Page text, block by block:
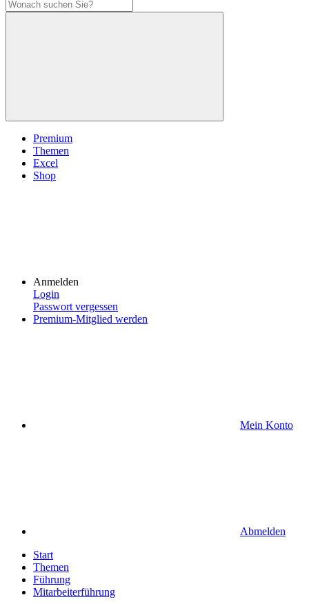
Premium
Themen
Excel
Shop
Anmelden
Login
Passwort vergessen
Premium-Mitglied werden
Mein Konto
Abmelden
Start
Themen
Führung
Mitarbeiterführung